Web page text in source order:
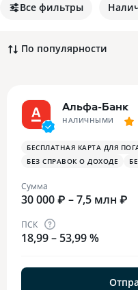
Все фильтры
По популярности
Альфа-Банк
НАЛИЧНЫМИ
БЕСПЛАТНАЯ КАРТА ДЛЯ
БЕЗ СПРАВОК О ДОХОДЕ
Сумма
30 000 ₽ – 7,5 млн ₽
ПСК
18,99 – 53,99 %